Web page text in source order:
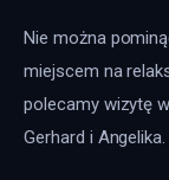
Nie można
miejscem na
polecamy wizytę
Gerhard i Angelika.